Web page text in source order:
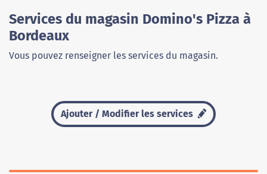
Services du magasin Domino's Pizza à
Bordeaux
Vous pouvez renseigner les services du magasin.
Ajouter / Modifier les services